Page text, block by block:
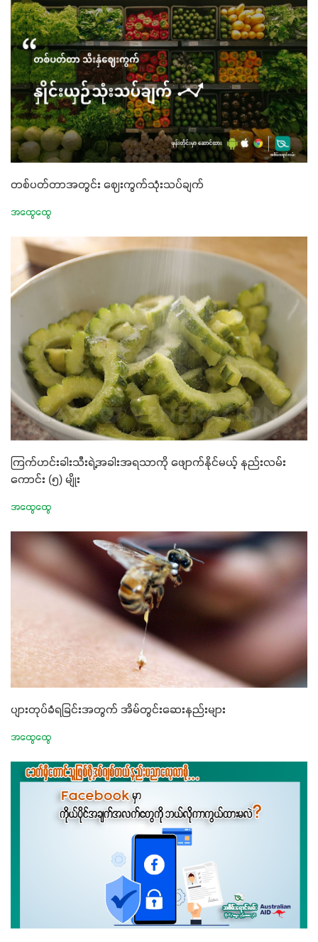
တစ်ပတ်တာအတွင်း ဈေးကွက်သုံးသပ်ချက်
အထွေထွေ
ကြက်ဟင်းခါးသီးရဲ့အခါးအရသာကို ဖျောက်နိုင်မယ့် နည်းလမ်း
ကောင်း (၅) မျိုး
အထွေထွေ
ပျားတုပ်ခံရခြင်းအတွက် အိမ်တွင်းဆေးနည်းများ
အထွေထွေ